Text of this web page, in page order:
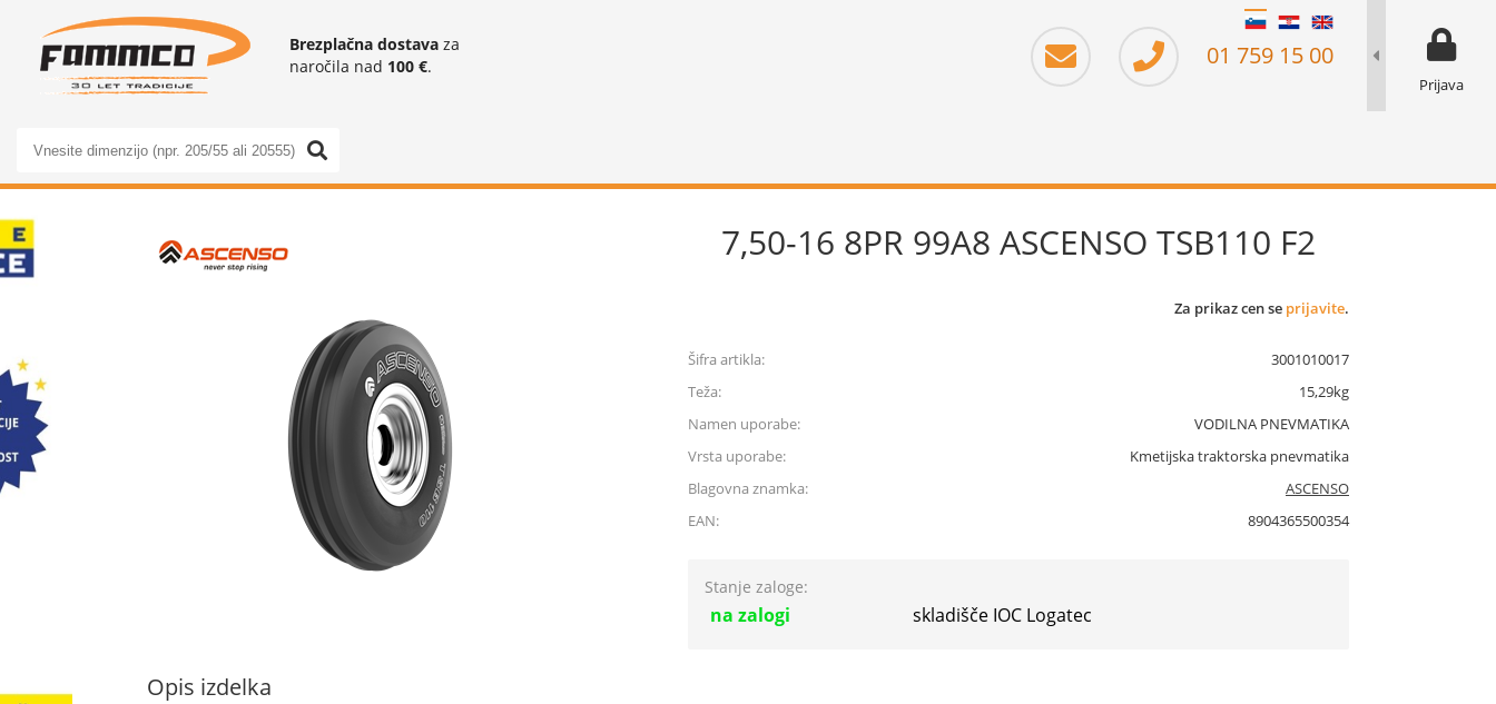
01 759 15 00
prikaz za
Prijava
Brezplačna dostava za
naročila nad 100 €.
7,50-16 8PR 99A8 ASCENSO TSB110 F2
Za prikaz cen se prijavite.
Šifra artikla:
3001010017
Teža:
15,29kg
Namen uporabe:
VODILNA PNEVMATIKA
Vrsta uporabe:
Kmetijska traktorska pnevmatika
Blagovna znamka:
ASCENSO
EAN:
8904365500354
Stanje zaloge:
na zalogi skladišče IOC Logatec
Opis izdelka